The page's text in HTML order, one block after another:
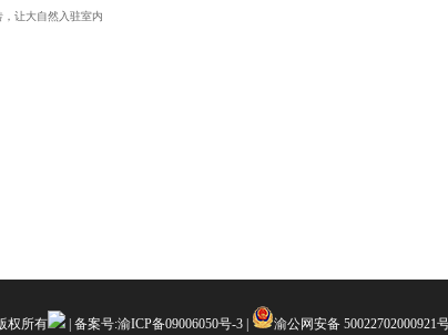
，让大自然入驻室内
权所有 | 备案号:渝ICP备09006050号-3| 渝公网安备 50022702000921